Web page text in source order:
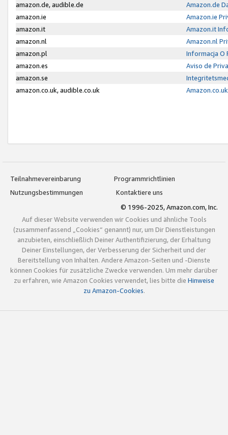
amazon.de, audible.de
Amazon.de
amazon.ie
Amazon.ie
amazon.it
Amazon.it
amazon.nl
Amazon.nl
amazon.pl
Informacja O
amazon.es
Aviso de
amazon.se
amazon.co.uk, audible.co.uk
Teilnahmevereinbarung
Programmrichtlinien
Nutzungsbestimmungen
Kontaktiere uns
© 1996-2025, Amazon.com, Inc.
Auf dieser Website verwenden wir Cookies und ähnliche Tools
(zusammenfassend „Cookies“ genannt) nur, um Dir Dienstleistungen
anzubieten, einschließlich Deiner Authentifizierung, der Erhaltung
Deiner Einstellungen, der Verbesserung der Sicherheit und der
Bereitstellung von Inhalten. Andere Amazon-Seiten und -Dienste
können Cookies für zusätzliche Zwecke verwenden. Um mehr darüber
zu erfahren, wie Amazon Cookies verwendet, lies bitte die Hinweise
zu Amazon-Cookies.